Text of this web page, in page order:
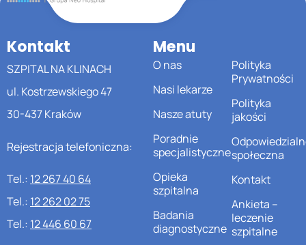
Kontakt
SZPITAL NA KLINACH
ul. Kostrzewskiego 47
30-437 Kraków
Rejestracja telefoniczna:
Tel.: 12 267 40 64
Tel.: 12 262 02 75
Tel.: 12 446 60 67
Menu
O nas
Nasi lekarze
Nasze atuty
Poradnie
specjalistyczne
Opieka
szpitalna
Badania
diagnostyczne
Polityka
Prywatności
Polityka
jakości
społeczna
Kontakt
Ankieta –
leczenie
szpitalne